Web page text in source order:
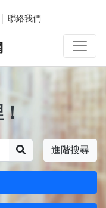
聯絡我們
進階搜尋